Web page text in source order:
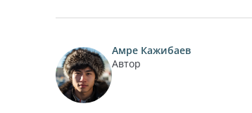
Амре Кажибаев
Автор